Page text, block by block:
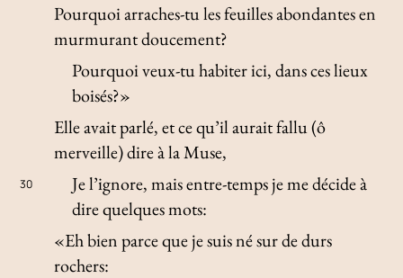
Pourquoi arraches-tu les feuilles abondantes en
murmurant doucement?
Pourquoi veux-tu habiter ici, dans ces lieux
boisés?»
Elle avait parlé, et ce qu’il aurait fallu (ô
merveille) dire à la Muse,
30
Je l’ignore, mais entre-temps je me décide à
dire quelques mots:
«Eh bien parce que je suis né sur de durs
rochers: